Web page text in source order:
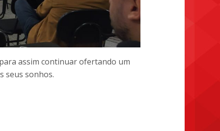
assim continuar ofertando um
seus sonhos.